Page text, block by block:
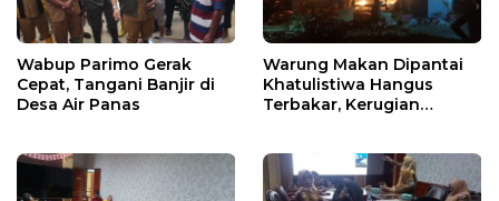
Wabup Parimo Gerak
Cepat, Tangani Banjir di
Desa Air Panas
Warung Makan Dipantai
Khatulistiwa Hangus
Terbakar, Kerugian